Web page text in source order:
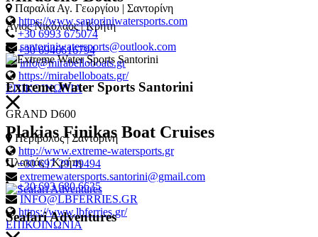
Άγιος Νικόλαος | Κρήτη
+30 6946616794
info@mirabelloboats.gr
https://mirabelloboats.gr/
ΕΠΙΚΟΙΝΩΝΙΑ
Plakias Finikas Boat Cruises
Πλακιάς | Κρήτη
+30 693 680 6635
INFO@LBFERRIES.GR
https://www.lbferries.gr/
ΕΠΙΚΟΙΝΩΝΙΑ
Παραλία Αγ. Γεωργίου | Σαντορίνη
https://www.santoriniwatersports.com
+30 6993 675074
santoriniwatersports@outlook.com
Extreme Water Sports Santorini
GRAND D600
Περίβολος | Σαντορίνη
http://www.extreme-watersports.gr
+30 697 29 49494
extremewatersports.santorini@gmail.com
Seafari Adventures